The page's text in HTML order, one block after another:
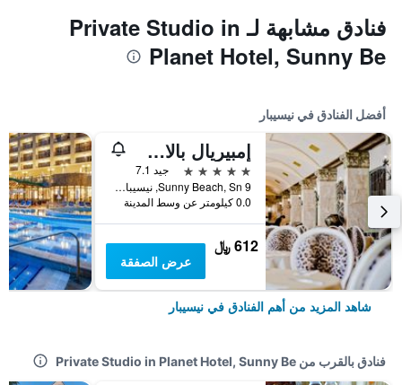
فنادق مشابهة لـ Private Studio in
Planet Hotel, Sunny Be
أفضل الفنادق في نيسيبار
إمبيريال بالاس هوتل - بسعر شامل جميع الخدمات
5 نجوم
جيد 7.1
Sunny Beach, Sn 9, نيسيبار, بلغاريا
0.0 كيلومتر عن وسط المدينة
612 ﷼
عرض الصفقة
شاهد المزيد من أهم الفنادق في نيسيبار
فنادق بالقرب من Private Studio in Planet Hotel, Sunny Be